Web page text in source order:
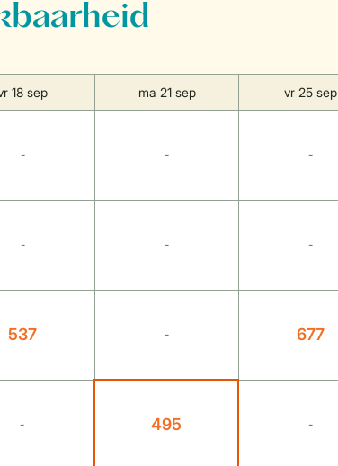
18 sep ma 21 sep vr 25 sep
- - -
- - -
537 - 677
- 495 -